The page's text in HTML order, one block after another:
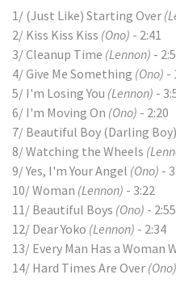
1/ (Just Like) Starting Over
2/ Kiss Kiss Kiss (Ono) - 2:41
3/ Cleanup Time (Lennon) -
4/ Give Me Something (Ono) -
5/ I'm Losing You (Lennon) -
6/ I'm Moving On (Ono) - 2:20
7/ Beautiful Boy (Darling Boy)
8/ Watching the Wheels
9/ Yes, I'm Your Angel (Ono) -
10/ Woman (Lennon) - 3:22
11/ Beautiful Boys (Ono) - 2:55
12/ Dear Yoko (Lennon) - 2:34
13/ Every Man Has a Woman
14/ Hard Times Are Over (Ono)